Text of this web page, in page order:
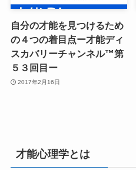
自分の才能を見つけるため
の４つの着目点ー才能ディ
スカバリーチャンネル™第
５３回目ー
2017年2月16日
才能心理学とは